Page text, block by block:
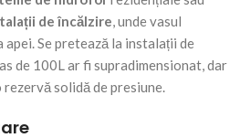
de încălzire, unde vasul
Se pretează la instalații de
de 100L ar fi supradimensionat, dar
solidă de presiune.